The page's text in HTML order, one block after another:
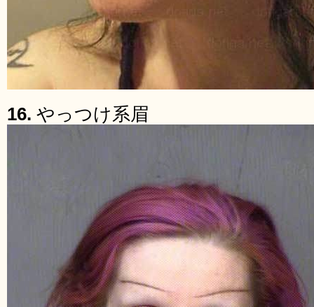
16. やっつけ系眉